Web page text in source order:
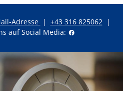
Adresse | +43 316 825062|
auf Social Media: